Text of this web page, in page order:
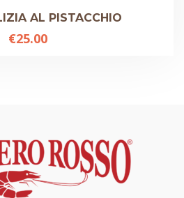
AL PISTACCHIO
€25.00